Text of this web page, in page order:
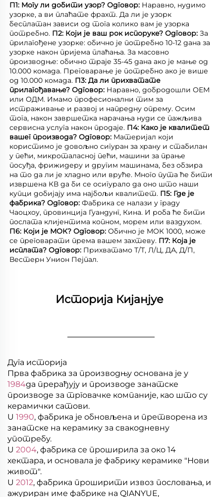
П1: Могу ли добити узор? Одговор: Наравно, нудимо
узорке, а ви плаћате фрахт. Да ли је узорк
бесплатан зависи од тога колико вам је узорка
потребно. П2: Који је ваш рок испоруке? Одговор: За
прилагођене узорке: обично је потребно 10-12 дана за
узорке након пријема плаћања. За масовно
производње: обично траје 35-45 дана ако је мање од
10.000 комада. Преговарање је потребно ако је више
од 10.000 комада. П3: Да ли прихватате
прилагођавање? Одговор: Наравно, добродошли ОЕМ
или ОДМ. Имамо професионални тим за
истраживање и развој и напредну опрему. Осим
тога, након завршетка нарачања нуди се пажљива
сервисна услуга након продаје. П4: Како је квалитет
вашег производа? Одговор: Материјал који
користимо је довољно сигуран за храну и стабилан
у пећи, микроталасној пећи, машини за прање
посуђа, фрижидеру и другим машинама, без обзира
на то да ли је хладно или вруће. Много пута ће бити
извршена КВ да би се осигурало да оно што наши
купци добијају има најбољи квалитет. П5: Где је
фабрика? Одговор: Фабрика се налази у граду
Чаоцхоу, провинција Гуандунг, Кина. И роба ће бити
П6: Који је МОК? Одговор: Обично је МОК 1000, може
се преговарати према вашем захтеву. П7: Која је
исплата? Одговор: Прихватамо Т/Т, Л/Ц, ДА, Д/П,
Вестерн Унион Пејпал.
Историја Кијанјуе
Дуга историја
Прва фабрика за производњу основана је у
1984да прерађују и производе занатске
производе за трговачке компаније, као што су
керамички сатови.
U 1990, фабрика је обновљена и претворена из
занатске на керамику за свакодневну
употребу.
U 2004, фабрика се проширила за око 14
хектара, и основала је фабрику керамике "Нови
живот".
U 2012, фабрика проширити извоз пословања, и
ажуриран име фабрике на QIANYUE,